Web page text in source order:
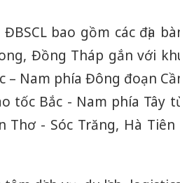
bao gồm các địa
Đồng Tháp gắn với
– Nam phía Đông đoạn
tốc Bắc - Nam phía Tây
Thơ - Sóc Trăng, Hà Tiên